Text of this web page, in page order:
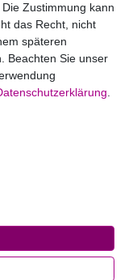
um ein Pflichtfeld.
Rechte vorbehalten.
und
Zustimmung kann
das Recht, nicht
späteren
Beachten Sie unser